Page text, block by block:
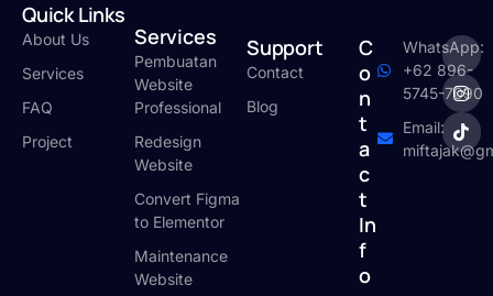
Quick Links
About Us
Services
FAQ
Project
Services
Pembuatan
Website
Professional
Redesign
Website
Convert Figma
to Elementor
Maintenance
Website
Support
Contact
Blog
C
o
n
t
a
c
t
In
f
o
WhatsApp:
+62 896-
5745-7090
Email: